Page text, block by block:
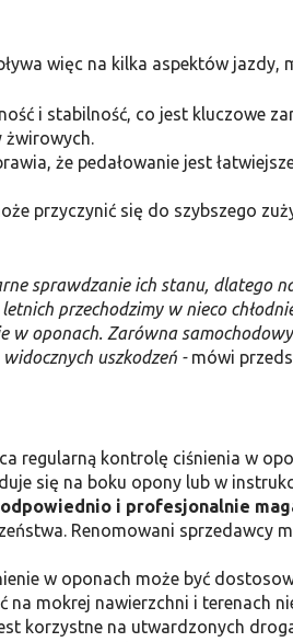
więc na kilka aspektów jazdy,
i stabilność, co jest kluczowe
żwirowych.
że pedałowanie jest
przyczynić się do szybszego
sprawdzanie ich stanu, dlatego
przechodzimy w nieco
w oponach. Zarówna
uszkodzeń -mówi
regularną kontrolę ciśnienia w
się na boku opony lub w
i profesjonalnie
Renomowani sprzedawcy
w oponach może być
na mokrej nawierzchni i terenach
korzystne na utwardzonych